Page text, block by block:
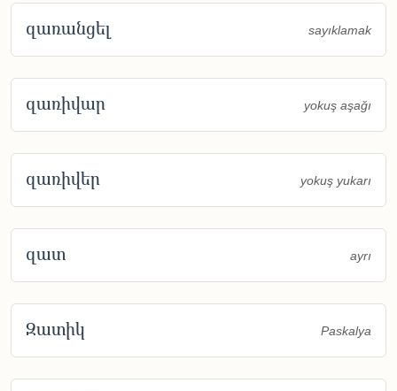
զառանցել sayıklamak
զառիվար yokuş aşağı
զառիվեր yokuş yukarı
զատ ayrı
Զատիկ Paskalya